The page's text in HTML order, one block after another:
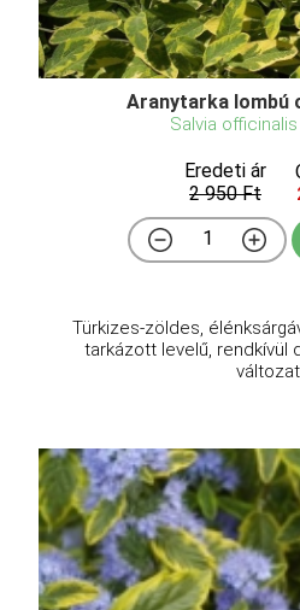
Aranytarka lombú
Salvia
Eredeti ár
2 950 Ft
Türkizes-zöldes,
tarkázott levelű, rendkívül